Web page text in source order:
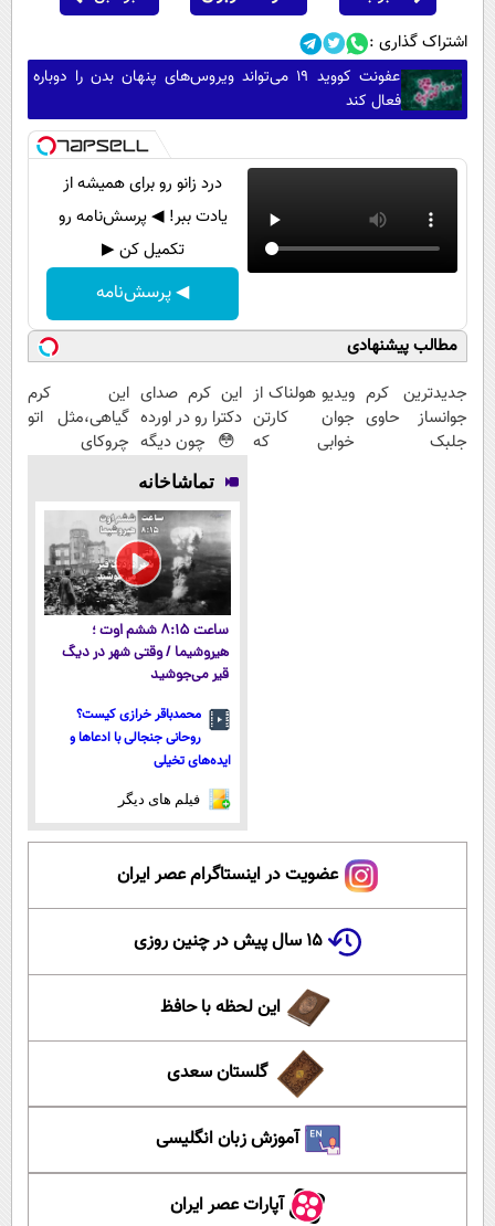
اشتراک گذاری :
عفونت کووید ۱۹ می‌تواند ویروس‌های پنهان بدن را دوباره
فعال کند
درد زانو رو برای همیشه از
یادت ببر! ◀ پرسش‌نامه رو
تکمیل کن ▶
◀ پرسش‌نامه
مطالب پیشنهادی
جدیدترین کرم
جوانساز حاوی
جلبک
ویدیو هولناک از
جوان کارتن
خوابی که
این کرم صدای
دکترا رو در اورده
😳 چون دیگه
نیازی نداری
بوتاکس کنی!!!
این کرم
گیاهی،مثل اتو
چروکای
تماشاخانه
ساعت ۸:۱۵ ششم اوت ؛
هیروشیما / وقتی شهر در دیگ
قیر می‌جوشید
محمدباقر خرازی کیست؟
روحانی جنجالی با ادعاها و
ایده‌های تخیلی
فیلم های دیگر
عضویت در اینستاگرام عصر ایران
۱۵ سال پیش در چنین روزی
این لحظه با حافظ
گلستان سعدی
آموزش زبان انگلیسی
آپارات عصر ایران